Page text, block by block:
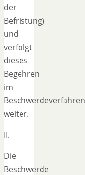
der
Befristung)
und
verfolgt
dieses
Begehren
im
Beschwerdeverfahren
weiter.
II.
Die
Beschwerde